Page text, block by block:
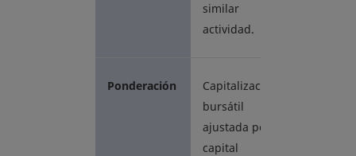
similar
actividad.
Ponderación
Capitalización
bursátil
ajustada por
capital